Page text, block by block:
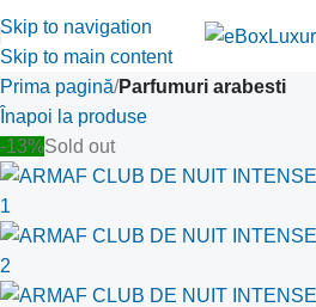
Skip to navigation
Skip to main content
Prima pagină Parfumuri arabesti
Înapoi la produse
-13%Sold out